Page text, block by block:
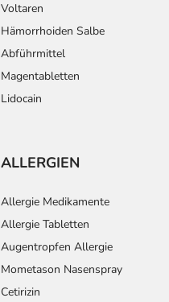
Voltaren
Hämorrhoiden Salbe
Abführmittel
Magentabletten
Lidocain
ALLERGIEN
Allergie Medikamente
Allergie Tabletten
Augentropfen Allergie
Mometason Nasenspray
Cetirizin